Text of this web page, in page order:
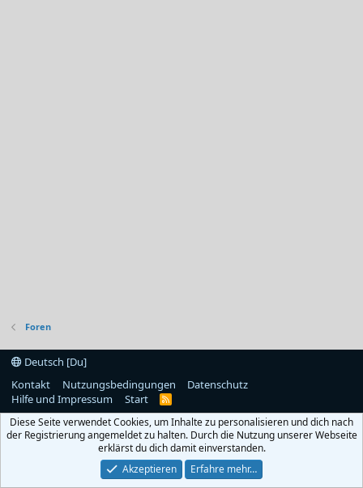
Foren
Deutsch [Du]
Kontakt
Nutzungsbedingungen
Datenschutz
Hilfe und Impressum
Start
R
S
Diese Seite verwendet Cookies, um Inhalte zu personalisieren und dich nach
der Registrierung angemeldet zu halten. Durch die Nutzung unserer Webseite
erklärst du dich damit einverstanden.
Akzeptieren
Erfahre mehr…